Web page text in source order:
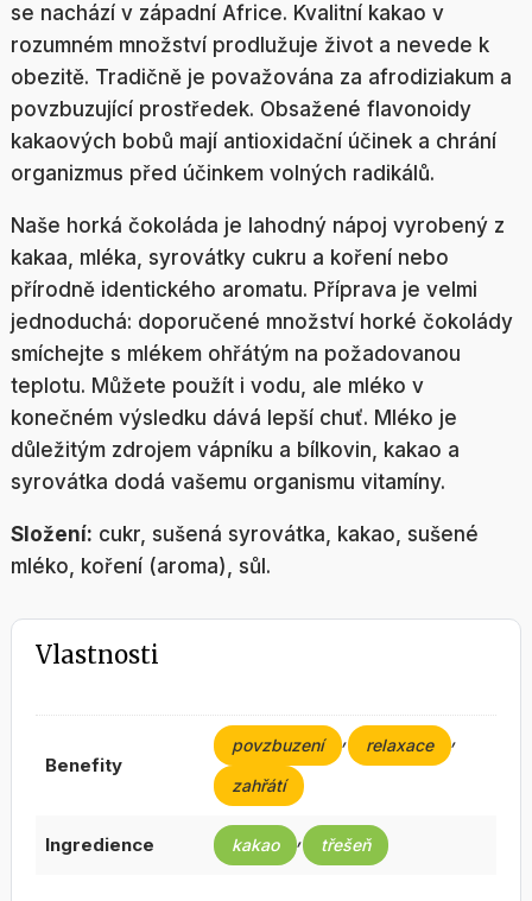
se nachází v západní Africe. Kvalitní kakao v
rozumném množství prodlužuje život a nevede k
obezitě. Tradičně je považována za afrodiziakum a
povzbuzující prostředek. Obsažené flavonoidy
kakaových bobů mají antioxidační účinek a chrání
organizmus před účinkem volných radikálů.
Naše horká čokoláda je lahodný nápoj vyrobený z
kakaa, mléka, syrovátky cukru a koření nebo
přírodně identického aromatu. Příprava je velmi
jednoduchá: doporučené množství horké čokolády
smíchejte s mlékem ohřátým na požadovanou
teplotu. Můžete použít i vodu, ale mléko v
konečném výsledku dává lepší chuť. Mléko je
důležitým zdrojem vápníku a bílkovin, kakao a
syrovátka dodá vašemu organismu vitamíny.
Složení: cukr, sušená syrovátka, kakao, sušené
mléko, koření (aroma), sůl.
Vlastnosti
benefity
povzbuzení , relaxace ,
zahřátí
ingredience kakao , třešeň